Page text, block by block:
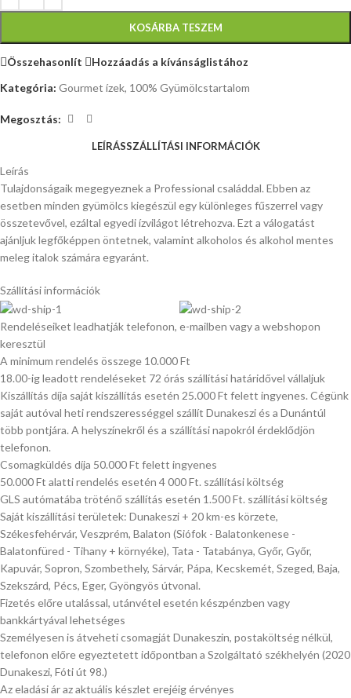
KOSÁRBA TESZEM
Összehasonlít
Hozzáadás a kívánságlistához
Kategória: Gourmet ízek, 100% Gyümölcstartalom
Megosztás:
LEÍRÁSSZÁLLÍTÁSI INFORMÁCIÓK
Leírás
Tulajdonságaik megegyeznek a Professional családdal. Ebben az
esetben minden gyümölcs kiegészül egy különleges fűszerrel vagy
összetevővel, ezáltal egyedi ízvilágot létrehozva. Ezt a válogatást
ajánljuk legfőképpen öntetnek, valamint alkoholos és alkohol mentes
meleg italok számára egyaránt.
Szállítási információk
Rendeléseiket leadhatják telefonon, e-mailben vagy a webshopon
keresztül
A minimum rendelés összege 10.000 Ft
18.00-ig leadott rendeléseket 72 órás szállítási határidővel vállaljuk
Kiszállítás díja saját kiszállítás esetén 25.000 Ft felett ingyenes. Cégünk
saját autóval heti rendszerességgel szállít Dunakeszi és a Dunántúl
több pontjára. A helyszínekről és a szállítási napokról érdeklődjön
telefonon.
Csomagküldés díja 50.000 Ft felett ingyenes
50.000 Ft alatti rendelés esetén 4 000 Ft. szállítási költség
GLS autómatába tröténő szállítás esetén 1.500 Ft. szállítási költség
Saját kiszállítási területek: Dunakeszi + 20 km-es körzete,
Székesfehérvár, Veszprém, Balaton (Siófok - Balatonkenese -
Balatonfüred - Tihany + környéke), Tata - Tatabánya, Győr, Győr,
Kapuvár, Sopron, Szombethely, Sárvár, Pápa, Kecskemét, Szeged, Baja,
Szekszárd, Pécs, Eger, Gyöngyös útvonal.
Fizetés előre utalással, utánvétel esetén készpénzben vagy
bankkártyával lehetséges
Személyesen is átveheti csomagját Dunakeszin, postaköltség nélkül,
telefonon előre egyeztetett időpontban a Szolgáltató székhelyén (2020
Dunakeszi, Fóti út 98.)
Az eladási ár az aktuális készlet erejéig érvényes